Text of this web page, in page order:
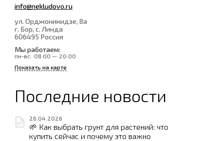
info@nekludovo.ru
ул. Орджоникидзе, 8а
г. Бор, с. Линда
606495 Россия
Мы работаем:
пн-вс: 08:00 — 20:00
Показать на карте
Последние новости
26.04.2026
🌱 Как выбрать грунт для растений: что
купить сейчас и почему это важно